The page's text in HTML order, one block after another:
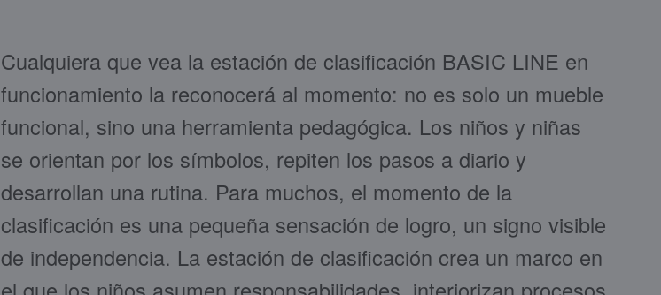
Cualquiera que vea la estación de clasificación BASIC LINE en
funcionamiento la reconocerá al momento: no es solo un mueble
funcional, sino una herramienta pedagógica. Los niños y niñas
se orientan por los símbolos, repiten los pasos a diario y
desarrollan una rutina. Para muchos, el momento de la
clasificación es una pequeña sensación de logro, un signo visible
de independencia. La estación de clasificación crea un marco en